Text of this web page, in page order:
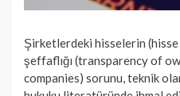
Şirketlerdeki hisselerin
şeffaflığı (transparency of
companies) sorunu, teknik